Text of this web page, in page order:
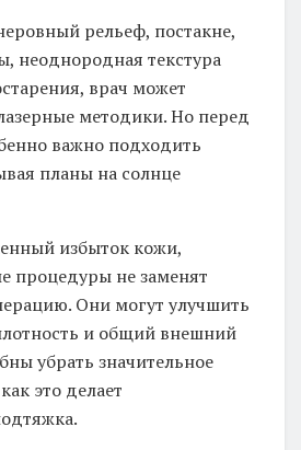
рельеф, постакне,
неоднородная текстура
врач может
методики. Но перед
важно подходить
планы на солнце
избыток кожи,
процедуры не заменят
Они могут улучшить
и общий внешний
убрать значительное
это делает